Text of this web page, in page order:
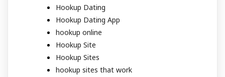
Hookup Dating
Hookup Dating App
hookup online
Hookup Site
Hookup Sites
hookup sites that work